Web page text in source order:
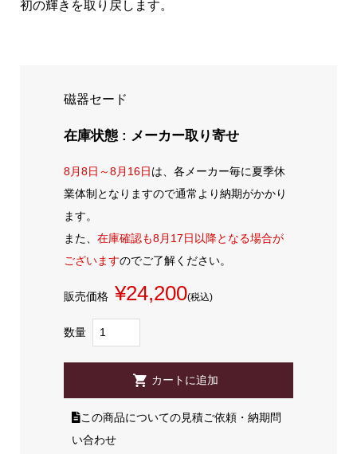
初の輝きを取り戻します。
磁器セード
在庫状態 : メーカー取り寄せ
8月8日～8月16日は、各メーカー毎に夏季休
業体制となりますので通常より納期がかかり
ます。
また、 在庫確認も8月17日以降となる場合が
ございますのでご了解ください。
販売価格 ¥24,200(税込)
数量
この商品についての見積ご依頼・納期問
い合わせ